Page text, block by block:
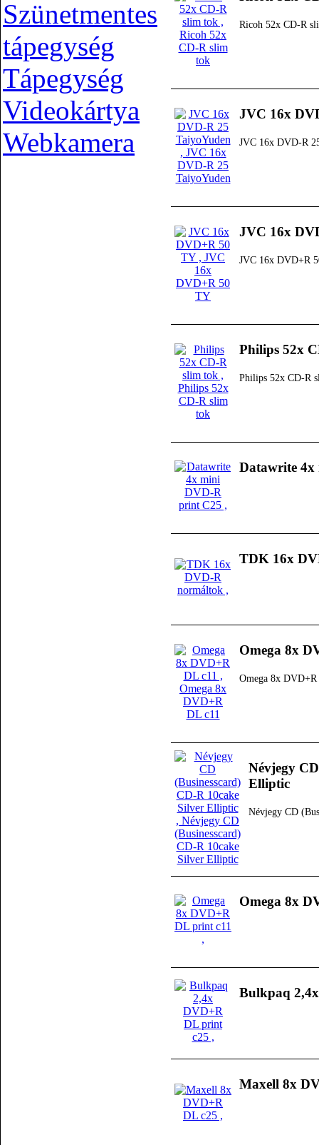
Szünetmentes
tápegység
Tápegység
Videokártya
Webkamera
Ricoh 52x CD-R
JVC 16x
JVC 16x DVD-R
JVC 16x
JVC 16x DVD+R
Philips 52x
Philips 52x CD-R
Datawrite
TDK 16x
Omega 8x
Omega 8x DVD+R
Névjegy
Elliptic
Névjegy CD
Omega 8x
Bulkpaq
Maxell 8x